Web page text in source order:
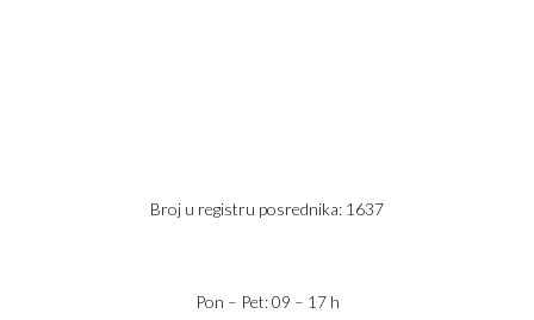
Broj u registru posrednika: 1637
Pon – Pet: 09 – 17 h